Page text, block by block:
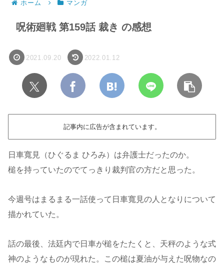
ホーム マンガ
呪術廻戦 第159話 裁き の感想
2021.09.20 2022.01.12
記事内に広告が含まれています。
日車寬見（ひぐるま ひろみ）は弁護士だったのか。
槌を持っていたのでてっきり裁判官の方だと思った。
今週号はまるまる一話使って日車寬見の人となりについて
描かれていた。
話の最後、法廷内で日車が槌をたたくと、天秤のような式
神のようなものが現れた。この槌は夏油が与えた呪物なの